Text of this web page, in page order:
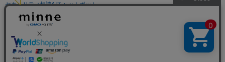
セキュリティ相談AIチャットボット
実在証明・盗聴対策
サイバー攻撃対策（GMO Flatt Security）
セキュリティ事業の軌跡